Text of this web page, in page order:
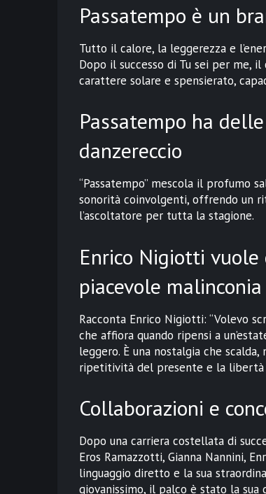
Passatempo è un
Tutto il calore, la leggerezza e
Dopo il successo di Tu sei per me,
carattere solare e spensierato,
Passatempo ha
danzereccio
“Passatempo” mescola il profumo
sonorità coinvolgenti, offrendo un
l’ascoltatore per tutta la stagione.
Enrico Nigiotti
piacevole malinconia
Racconta Enrico Nigiotti: “Volevo
che affiora quando ripensi a
leggero. È una nostalgia che
ripetitività del presente e la libertà
Collaborazioni e
Dopo una carriera costellata di
Eros Ramazzotti, Gianna Nannini,
linguaggio diretto e la sua
giovanissimo, il palco è stato la